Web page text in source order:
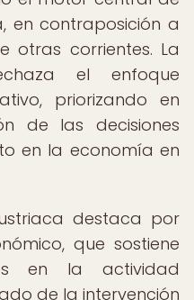
en contraposición a
otras corrientes. La
el enfoque
priorizando en
de las decisiones
en la economía en
destaca por
que sostiene
en la actividad
de la intervención